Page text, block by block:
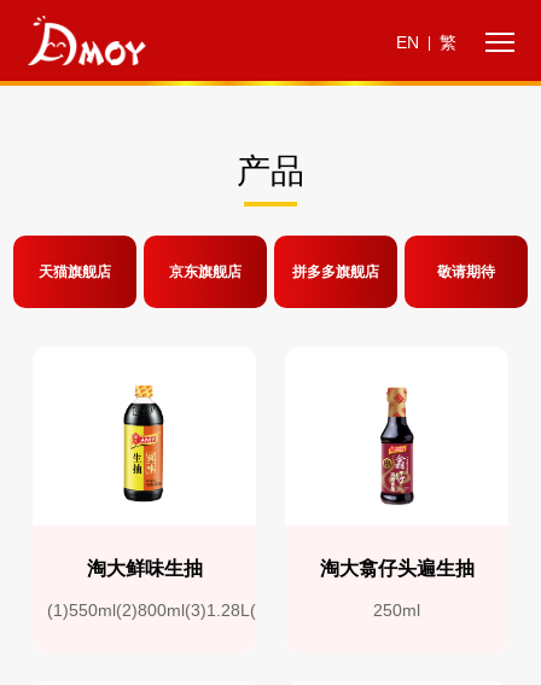
EN 繁
产品
天猫旗舰店 京东旗舰店 拼多多旗舰店 敬请期待
淘大鲜味生抽
(1)550ml(2)800ml(3)1.28L(4)1.9L
淘大翕仔头遍生抽
250ml